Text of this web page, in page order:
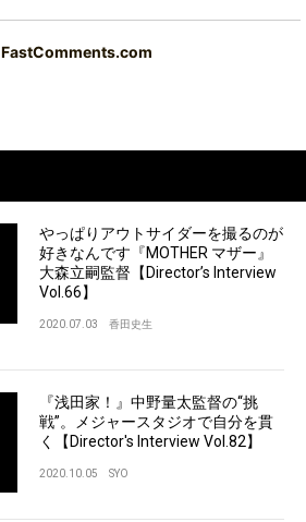
FastComments.com
やっぱりアウトサイダーを撮るのが
好きなんです『MOTHER マザー』
大森立嗣監督【Director’s Interview
Vol.66】
2020.07.03 香田史生
『浅田家！』中野量太監督の“挑
戦”。メジャースタジオで自分を貫
く【Director's Interview Vol.82】
2020.10.05 SYO